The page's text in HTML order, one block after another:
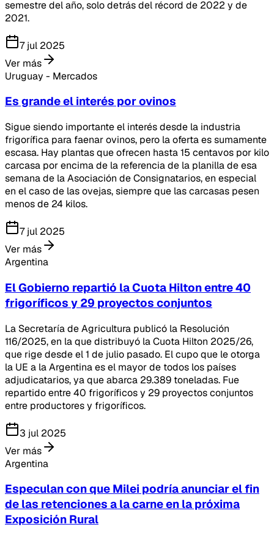
semestre del año, solo detrás del récord de 2022 y de
2021.
7 jul 2025
Ver más
Uruguay - Mercados
Es grande el interés por ovinos
Sigue siendo importante el interés desde la industria
frigorífica para faenar ovinos, pero la oferta es sumamente
escasa. Hay plantas que ofrecen hasta 15 centavos por kilo
carcasa por encima de la referencia de la planilla de esa
semana de la Asociación de Consignatarios, en especial
en el caso de las ovejas, siempre que las carcasas pesen
menos de 24 kilos.
7 jul 2025
Ver más
Argentina
El Gobierno repartió la Cuota Hilton entre 40
frigoríficos y 29 proyectos conjuntos
La Secretaría de Agricultura publicó la Resolución
116/2025, en la que distribuyó la Cuota Hilton 2025/26,
que rige desde el 1 de julio pasado. El cupo que le otorga
la UE a la Argentina es el mayor de todos los países
adjudicatarios, ya que abarca 29.389 toneladas. Fue
repartido entre 40 frigoríficos y 29 proyectos conjuntos
entre productores y frigoríficos.
3 jul 2025
Ver más
Argentina
Especulan con que Milei podría anunciar el fin
de las retenciones a la carne en la próxima
Exposición Rural